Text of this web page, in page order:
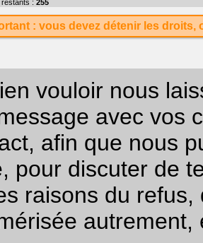
: 255
: vous devez détenir les
vouloir nous
avec vos
, afin que nous
pour discuter de
raisons du
autrement,